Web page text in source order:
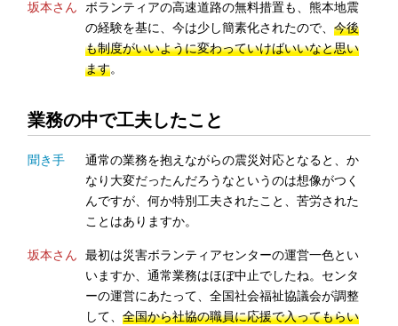
坂本さん ボランティアの高速道路の無料措置も、熊本地震
の経験を基に、今は少し簡素化されたので、今後
も制度がいいように変わっていけばいいなと思い
ます。
業務の中で工夫したこと
聞き手
通常の業務を抱えながらの震災対応となると、か
なり大変だったんだろうなというのは想像がつく
んですが、何か特別工夫されたこと、苦労された
ことはありますか。
坂本さん 最初は災害ボランティアセンターの運営一色とい
いますか、通常業務はほぼ中止でしたね。センタ
ーの運営にあたって、全国社会福祉協議会が調整
して、全国から社協の職員に応援で入ってもらい